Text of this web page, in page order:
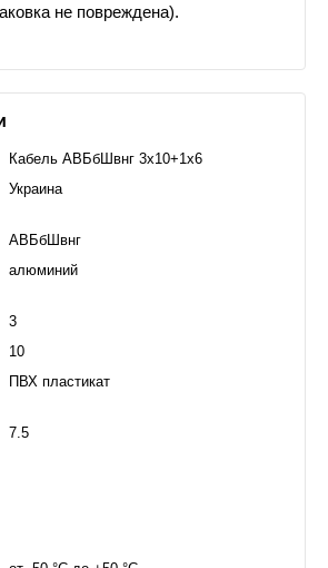
не повреждена).
Кабель АВБбШвнг 3х10+1х6
Украина
АВБбШвнг
алюминий
3
10
ПВХ пластикат
7.5